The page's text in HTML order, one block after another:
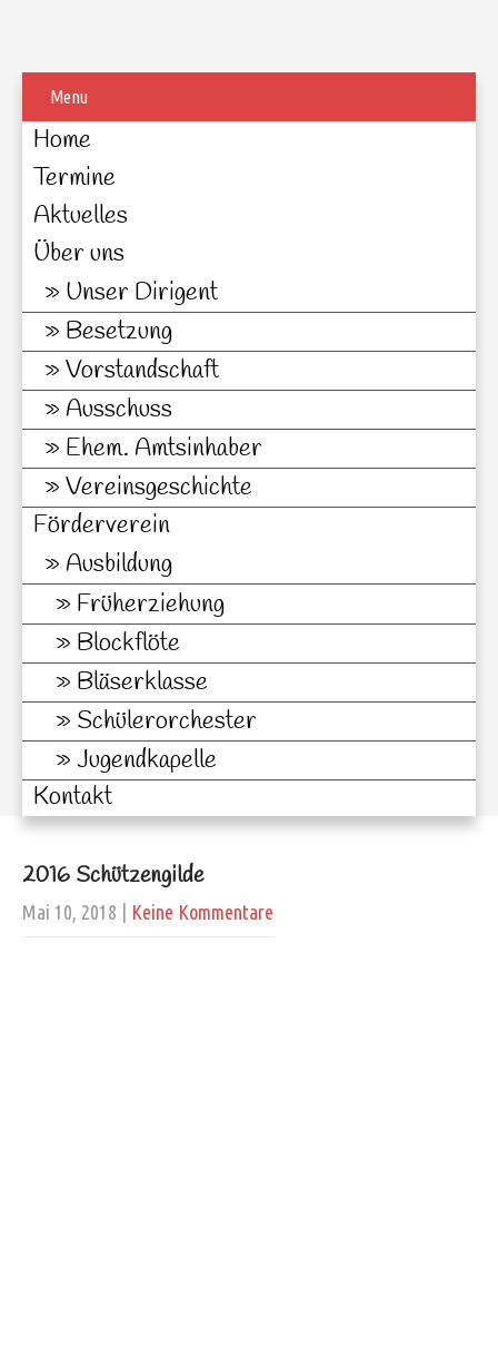
Menu
Home
Termine
Aktuelles
Über uns
Unser Dirigent
Besetzung
Vorstandschaft
Ausschuss
Ehem. Amtsinhaber
Vereinsgeschichte
Förderverein
Ausbildung
Früherziehung
Blockflöte
Bläserklasse
Schülerorchester
Jugendkapelle
Kontakt
2016 Schützengilde
Mai 10, 2018 Keine Kommentare